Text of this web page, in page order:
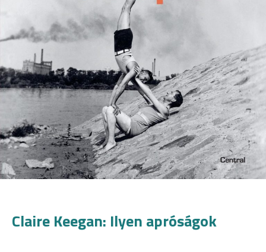
Claire Keegan: Ilyen apróságok